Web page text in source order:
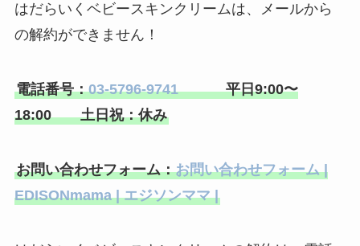
はだらいくベビースキンクリームは、メールから
の解約ができません！
電話番号：03-5796-9741平日9:00〜
18:00 土日祝：休み
お問い合わせフォーム：お問い合わせフォーム |
EDISONmama | エジソンママ |